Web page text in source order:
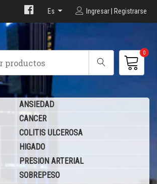
Es Ingresar | Registrarse
0
ANSIEDAD
CANCER
COLITIS ULCEROSA
HIGADO
PRESION ARTERIAL
SOBREPESO